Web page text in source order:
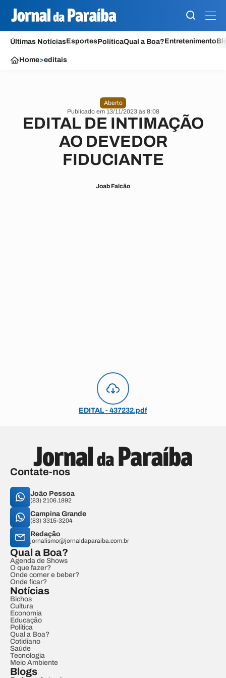
Últimas NotíciasEsportesPolíticaQual a Boa?Entretenimento
Home>editais
Aberto
Publicado em 13/11/2023 às 8:08
EDITAL DE INTIMAÇÃO
AO DEVEDOR
FIDUCIANTE
Joab Falcão
EDITAL - 437232.pdf
Contate-nos
João Pessoa
(83) 2106.1892
Campina Grande
(83) 3315-3204
Redação
jornalismo@jornaldaparaiba.com.br
Qual a Boa?
Agenda de Shows
O que fazer?
Onde comer e beber?
Onde ficar?
Notícias
Bichos
Cultura
Economia
Educação
Política
Qual a Boa?
Cotidiano
Saúde
Tecnologia
Meio Ambiente
Blogs